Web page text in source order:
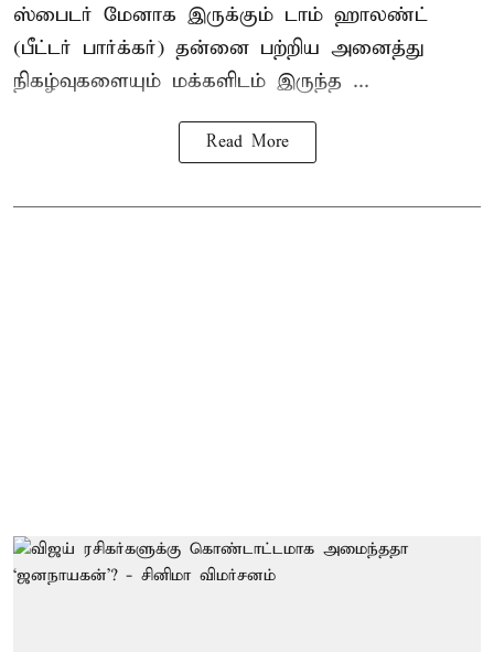
ஸ்பைடர் மேனாக இருக்கும் டாம் ஹாலண்ட்
(பீட்டர் பார்க்கர்) தன்னை பற்றிய அனைத்து
நிகழ்வுகளையும் மக்களிடம் இருந்த ...
Read More